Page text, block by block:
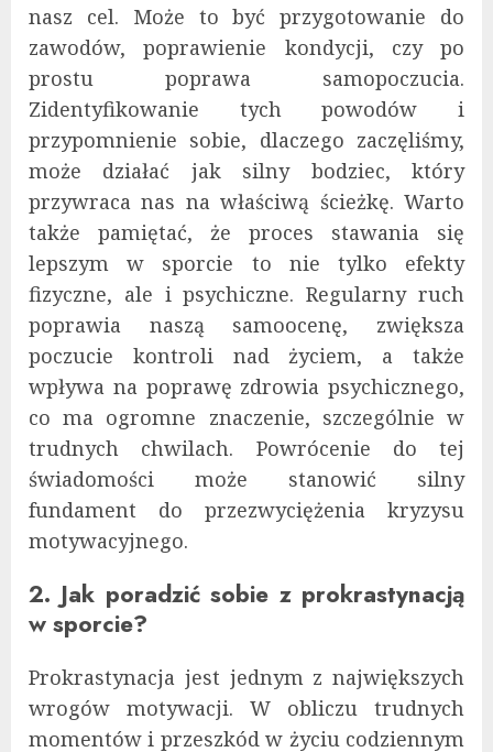
nasz cel. Może to być przygotowanie do
zawodów, poprawienie kondycji, czy po
prostu poprawa samopoczucia.
Zidentyfikowanie tych powodów i
przypomnienie sobie, dlaczego zaczęliśmy,
może działać jak silny bodziec, który
przywraca nas na właściwą ścieżkę. Warto
także pamiętać, że proces stawania się
lepszym w sporcie to nie tylko efekty
fizyczne, ale i psychiczne. Regularny ruch
poprawia naszą samoocenę, zwiększa
poczucie kontroli nad życiem, a także
wpływa na poprawę zdrowia psychicznego,
co ma ogromne znaczenie, szczególnie w
trudnych chwilach. Powrócenie do tej
świadomości może stanowić silny
fundament do przezwyciężenia kryzysu
motywacyjnego.
2. Jak poradzić sobie z prokrastynacją
w sporcie?
Prokrastynacja jest jednym z największych
wrogów motywacji. W obliczu trudnych
momentów i przeszkód w życiu codziennym